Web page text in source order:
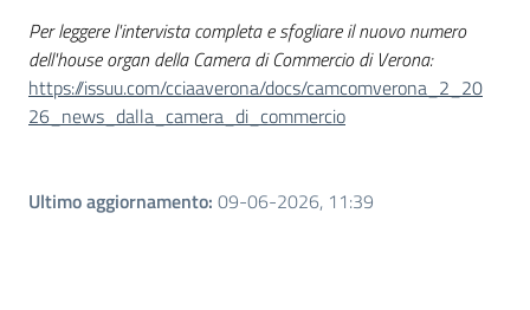
Per leggere l'intervista completa e sfogliare il nuovo numero
dell'house organ della Camera di Commercio di Verona:
https://issuu.com/cciaaverona/docs/camcomverona_2_20
26_news_dalla_camera_di_commercio
Ultimo aggiornamento: 09-06-2026, 11:39